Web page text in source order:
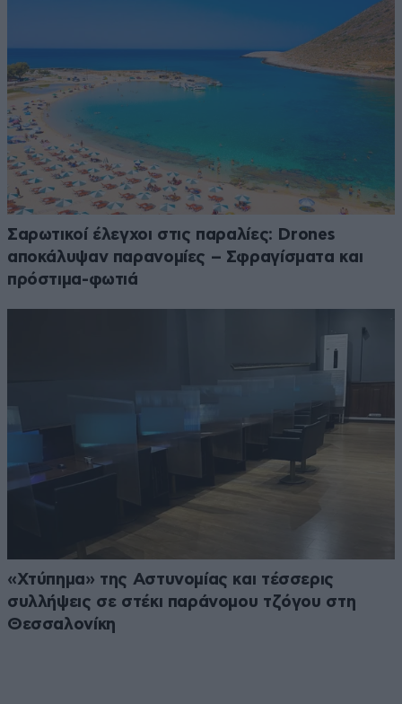
Σαρωτικοί έλεγχοι στις παραλίες: Drones
αποκάλυψαν παρανομίες – Σφραγίσματα και
πρόστιμα-φωτιά
«Χτύπημα» της Αστυνομίας και τέσσερις
συλλήψεις σε στέκι παράνομου τζόγου στη
Θεσσαλονίκη